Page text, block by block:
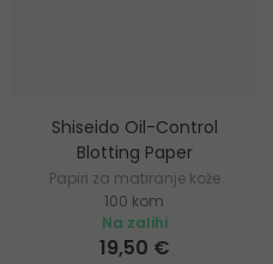
Shiseido Oil-Control
Blotting Paper
Papiri za matiranje kože
100 kom
Na zalihi
19,50 €